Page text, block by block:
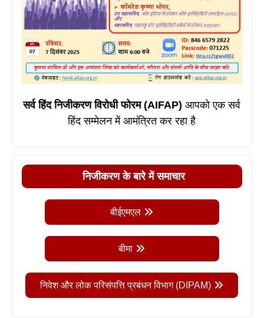
सर्व हिंद निजीकरण विरोधी फोरम (AIFAP)आपको एक सर्व
हिंद सम्मेलन में आमंत्रित कर रहा है
निजीकरण के बारे में समाचार
बीईएमएल
बीमा
निवेश और लोक परिसंपत्ति प्रबंधन विभाग (DIPAM)